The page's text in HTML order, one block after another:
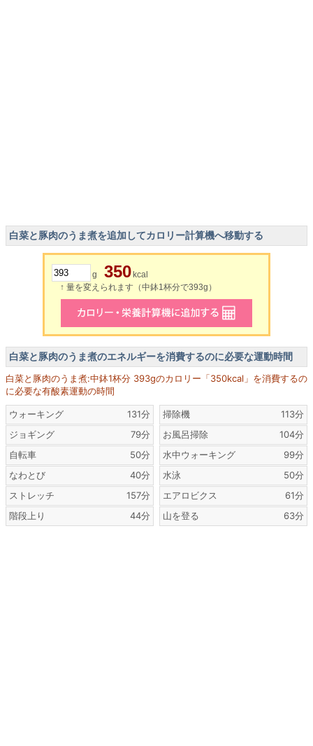
白菜と豚肉のうま煮を追加してカロリー計算機へ移動する
g 350 kcal
↑ 量を変えられます（中鉢1杯分で393g）
白菜と豚肉のうま煮のエネルギーを消費するのに必要な運動時間
白菜と豚肉のうま煮:中鉢1杯分 393gのカロリー「350kcal」を消費するの
に必要な有酸素運動の時間
ウォーキング
131分
ジョギング
79分
自転車
50分
なわとび
40分
ストレッチ
157分
階段上り
44分
掃除機
113分
お風呂掃除
104分
水中ウォーキング
99分
水泳
50分
エアロビクス
61分
山を登る
63分